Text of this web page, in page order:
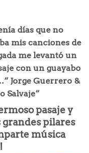
días que no
mis canciones de
me levantó un
con un guayabo
Jorge Guerrero &
Salvaje“
pasaje y
grandes pilares
música